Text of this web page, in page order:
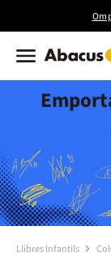
Llibres Infantils